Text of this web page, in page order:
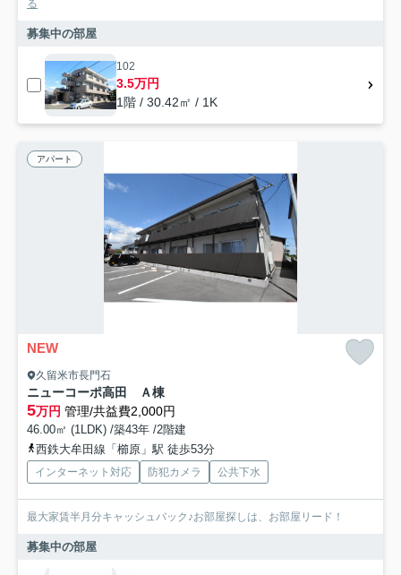
る
募集中の部屋
102
3.5万円
1階 / 30.42㎡ / 1K
アパート
NEW
久留米市長門石
ニューコーポ高田 Ａ棟
5万円 管理/共益費2,000円
46.00㎡ (1LDK) /築43年 /2階建
西鉄大牟田線「櫛原」駅 徒歩53分
インターネット対応 防犯カメラ 公共下水
最大家賃半月分キャッシュバック♪お部屋探しは、お部屋リード！
募集中の部屋